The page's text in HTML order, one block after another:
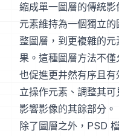
縮成單一圖層的傳統
元素維持為一個獨立
整圖層，到更複雜的
果。這種圖層方法不
也促進更井然有序且
立操作元素、調整其
影響影像的其餘部分。
除了圖層之外，PSD